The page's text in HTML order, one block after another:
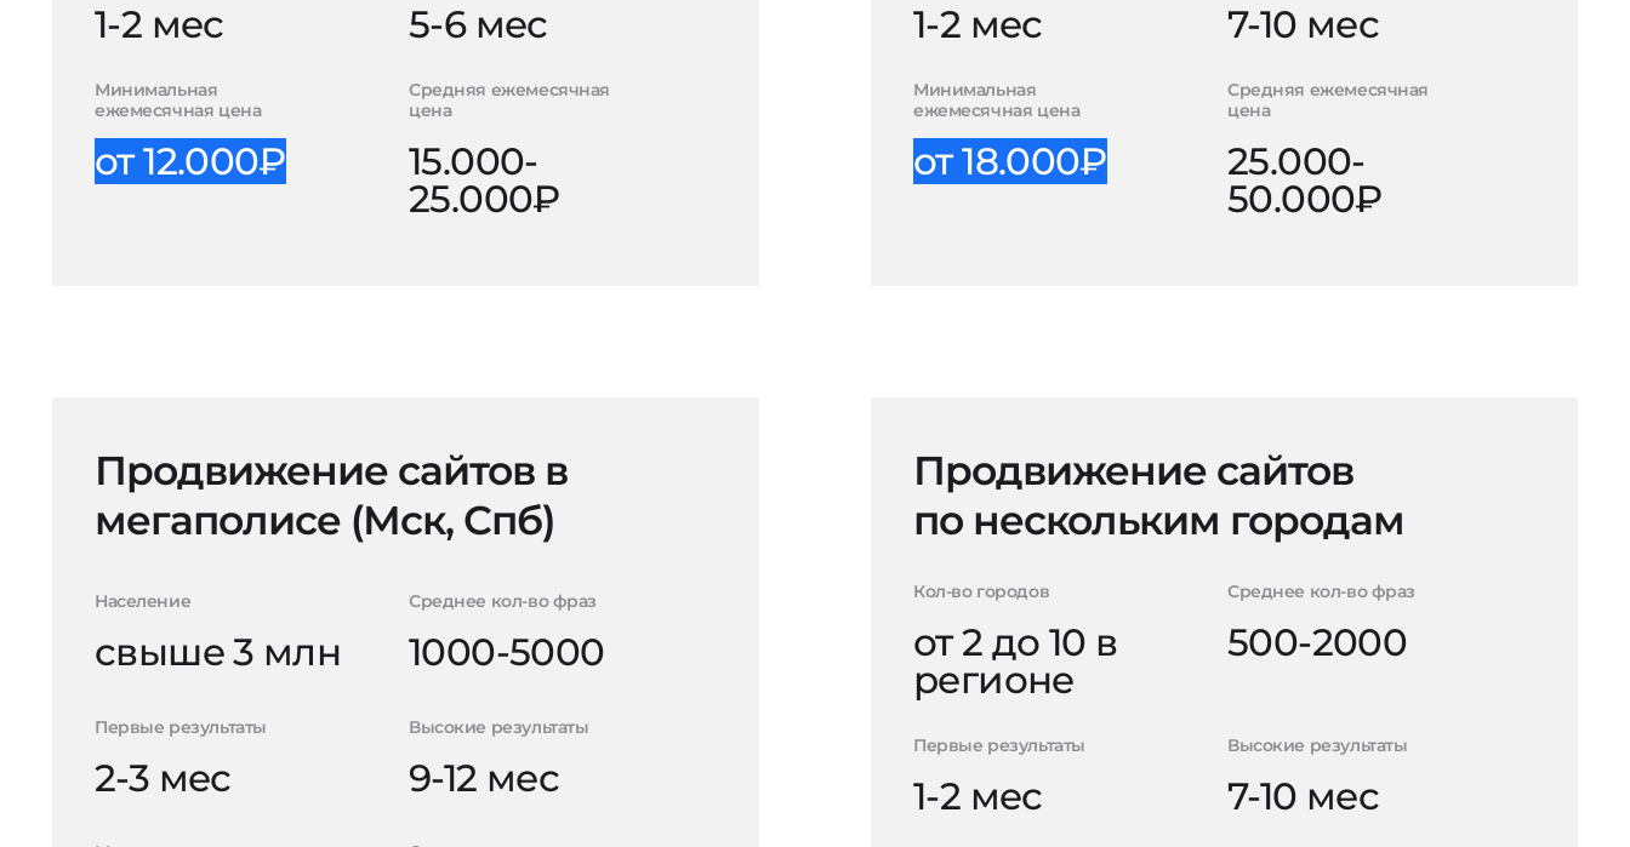
1-2 мес 5-6 мес
Минимальная
ежемесячная цена
от 12.000₽
Средняя ежемесячная
цена
15.000-
25.000₽
1-2 мес 7-10 мес
Минимальная
ежемесячная цена
от 18.000₽
Средняя ежемесячная
цена
25.000-
50.000₽
Продвижение сайтов в
мегаполисе (Мск, Спб)
Население
свыше 3 млн
Среднее кол-во фраз
1000-5000
Первые результаты
2-3 мес
Высокие результаты
9-12 мес
Продвижение сайтов
по нескольким городам
Кол-во городов
от 2 до 10 в
регионе
Среднее кол-во фраз
500-2000
Первые результаты
1-2 мес
Высокие результаты
7-10 мес